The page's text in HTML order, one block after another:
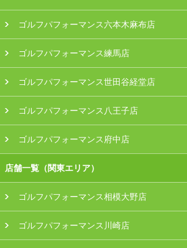
ゴルフパフォーマンス六本木麻布店
ゴルフパフォーマンス練馬店
ゴルフパフォーマンス世田谷経堂店
ゴルフパフォーマンス八王子店
ゴルフパフォーマンス府中店
店舗一覧（関東エリア）
ゴルフパフォーマンス相模大野店
ゴルフパフォーマンス川崎店